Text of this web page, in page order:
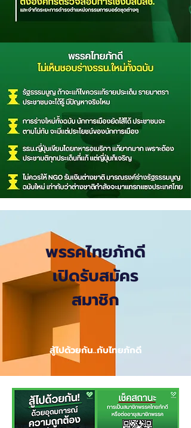
พรรคไทยภักดี
เปิดรับสมัคร
สมาชิก
สู้ไปด้วยกัน..กับไทยภักดี